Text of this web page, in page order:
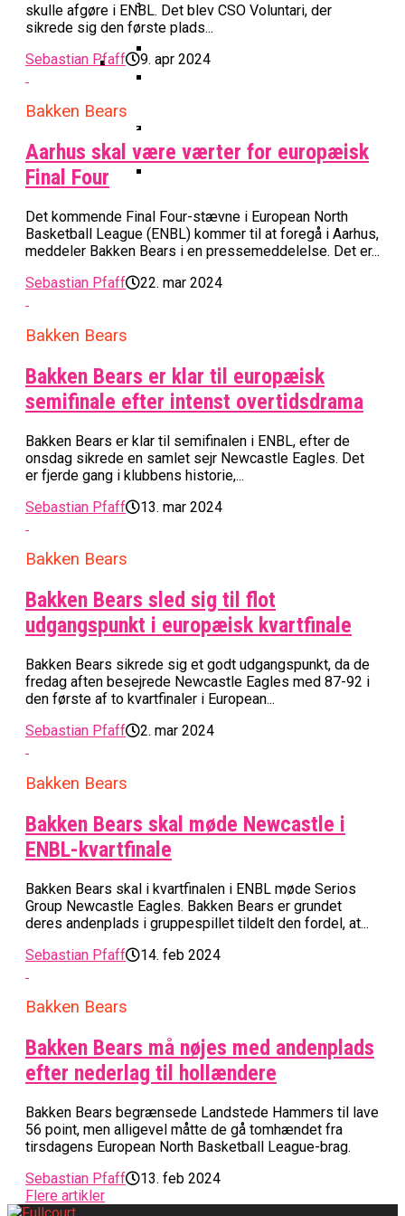
Bakken Bears Åbner FIBA Europe
Imponerede Stort I Debut I Youth
Champions League
Misser Champions League-
Gruppespil
Basketball Champions League
Danske Tobias Jensen Skal Møde
Portland Trail Blazers I NBA-
Kamp
Vanvittigt Overtidsdrama Mod
USA
Grupperne Og Sæt Krydser I Din
Medie: Lebron James Vil Stå I
Basketligaen
Fremgang For 12. År I Træk
skulle afgøre i ENBL. Det blev CSO Voluntari, der
sikrede sig den første plads...
Sebastian Pfaff
9. apr 2024
Bakken Bears
Aarhus skal være værter for europæisk
Final Four
Det kommende Final Four-stævne i European North
Basketball League (ENBL) kommer til at foregå i Aarhus,
meddeler Bakken Bears i en pressemeddelelse. Det er...
Sebastian Pfaff
22. mar 2024
Bakken Bears
Bakken Bears er klar til europæisk
semifinale efter intenst overtidsdrama
Bakken Bears er klar til semifinalen i ENBL, efter de
onsdag sikrede en samlet sejr Newcastle Eagles. Det
er fjerde gang i klubbens historie,...
Sebastian Pfaff
13. mar 2024
Bakken Bears
Bakken Bears sled sig til flot
udgangspunkt i europæisk kvartfinale
Bakken Bears sikrede sig et godt udgangspunkt, da de
fredag aften besejrede Newcastle Eagles med 87-92 i
den første af to kvartfinaler i European...
Sebastian Pfaff
2. mar 2024
Bakken Bears
Bakken Bears skal møde Newcastle i
ENBL-kvartfinale
Bakken Bears skal i kvartfinalen i ENBL møde Serios
Group Newcastle Eagles. Bakken Bears er grundet
deres andenplads i gruppespillet tildelt den fordel, at...
Sebastian Pfaff
14. feb 2024
Bakken Bears
Bakken Bears må nøjes med andenplads
efter nederlag til hollændere
Bakken Bears begrænsede Landstede Hammers til lave
56 point, men alligevel måtte de gå tomhændet fra
tirsdagens European North Basketball League-brag.
Sebastian Pfaff
13. feb 2024
Flere artikler